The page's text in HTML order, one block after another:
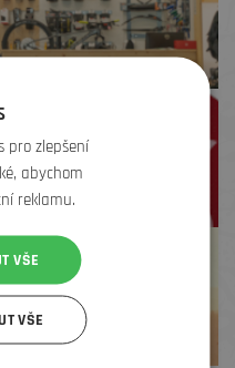
pro zlepšení
abychom
reklamu.
VŠE
VŠE